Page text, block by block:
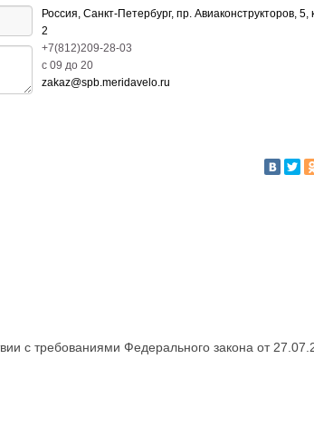
Россия, Санкт-Петербург, пр. Авиаконструкторов, 5,
2
+7(812)209-28-03
c 09 до 20
zakaz@spb.meridavelo.ru
с требованиями Федерального закона от